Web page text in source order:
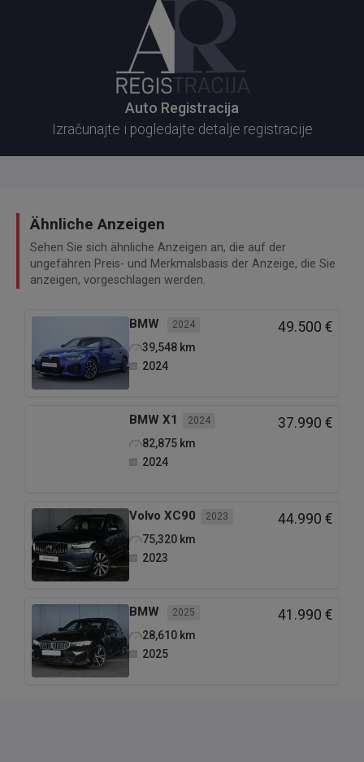
Auto Registracija
Izračunajte i pogledajte detalje registracije
Ähnliche Anzeigen
Sehen Sie sich ähnliche Anzeigen an, die auf der
ungefähren Preis- und Merkmalsbasis der Anzeige, die Sie
anzeigen, vorgeschlagen werden.
BMW 2024 49.500 €
39,548 km
2024
BMW X1 2024 37.990 €
82,875 km
2024
Volvo XC90 2023 44.990 €
75,320 km
2023
BMW 2025 41.990 €
28,610 km
2025